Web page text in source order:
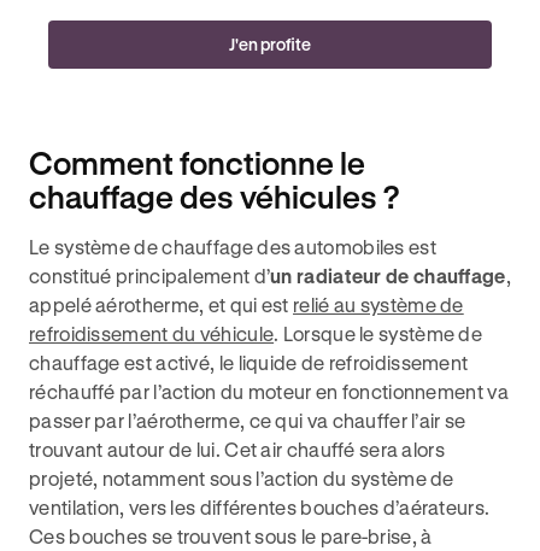
J'en profite
Comment fonctionne le
chauffage des véhicules ?
Le système de chauffage des automobiles est
constitué principalement d’un radiateur de chauffage,
appelé aérotherme, et qui est relié au système de
refroidissement du véhicule. Lorsque le système de
chauffage est activé, le liquide de refroidissement
réchauffé par l’action du moteur en fonctionnement va
passer par l’aérotherme, ce qui va chauffer l’air se
trouvant autour de lui. Cet air chauffé sera alors
projeté, notamment sous l’action du système de
ventilation, vers les différentes bouches d’aérateurs.
Ces bouches se trouvent sous le pare-brise, à